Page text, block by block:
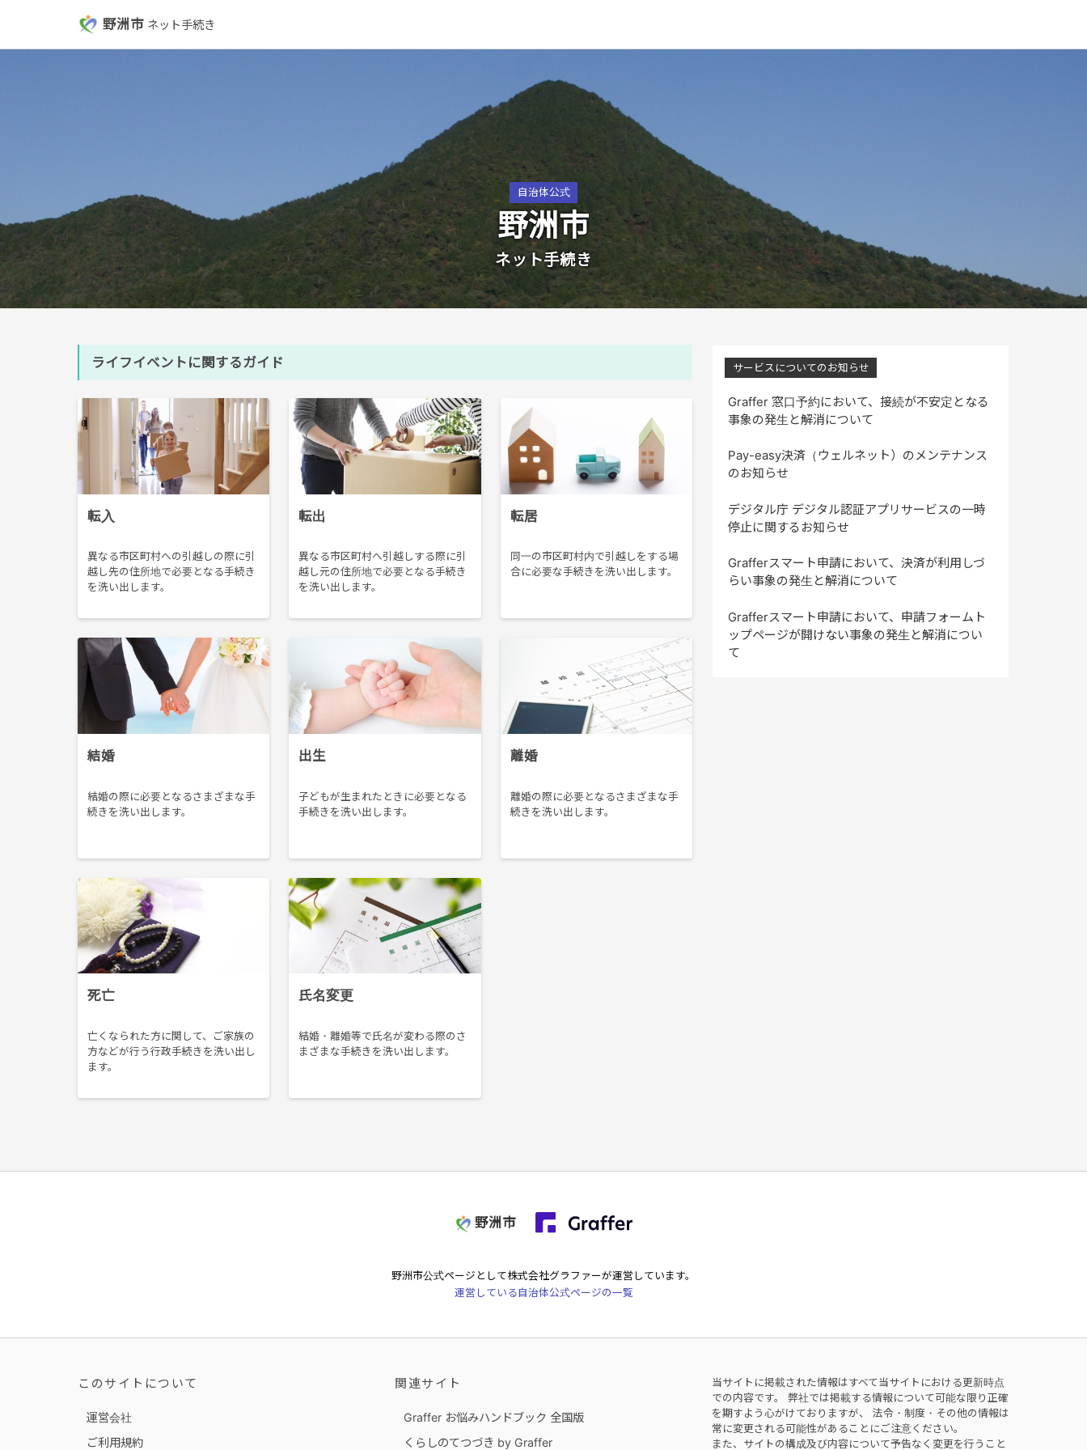
野洲市 ネット手続き
自治体公式
野洲市
ネット手続き
ライフイベントに関するガイド
転入
異なる市区町村への引越しの際に引
越し先の住所地で必要となる手続き
を洗い出します。
転出
異なる市区町村へ引越しする際に引
越し元の住所地で必要となる手続き
を洗い出します。
転居
同一の市区町村内で引越しをする場
合に必要な手続きを洗い出します。
結婚
結婚の際に必要となるさまざまな手
続きを洗い出します。
出生
子どもが生まれたときに必要となる
手続きを洗い出します。
離婚
離婚の際に必要となるさまざまな手
続きを洗い出します。
死亡
亡くなられた方に関して、ご家族の
方などが行う行政手続きを洗い出し
ます。
氏名変更
結婚・離婚等で氏名が変わる際のさ
まざまな手続きを洗い出します。
サービスについてのお知らせ
Graffer 窓口予約において、接続が不安定となる
事象の発生と解消について
Pay-easy決済（ウェルネット）のメンテナンス
のお知らせ
デジタル庁 デジタル認証アプリサービスの一時
停止に関するお知らせ
Grafferスマート申請において、決済が利用しづ
らい事象の発生と解消について
Grafferスマート申請において、申請フォームト
ップページが開けない事象の発生と解消につい
て
野洲市
野洲市公式ページとして株式会社グラファーが運営しています。
運営している自治体公式ページの一覧
このサイトについて
運営会社
ご利用規約
関連サイト
Graffer お悩みハンドブック 全国版
くらしのてつづき by Graffer
当サイトに掲載された情報はすべて当サイトにおける更新時点
での内容です。 弊社では掲載する情報について可能な限り正確
を期すよう心がけておりますが、 法令・制度・その他の情報は
常に変更される可能性があることにご注意ください。
また、サイトの構成及び内容について予告なく変更を行うこと